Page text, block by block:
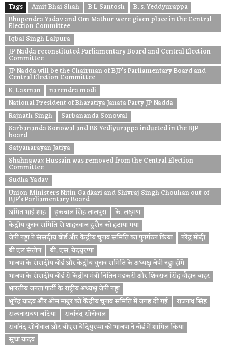
Tags Amit Bhai Shah B L Santosh
B. s. Yeddyurappa
Bhupendra Yadav and Om Mathur were given place in the Central
Election Committee
Iqbal Singh Lalpura
JP Nadda reconstituted Parliamentary Board and Central Election
Committee
JP Nadda will be the Chairman of BJP's Parliamentary Board and
Central Election Committee
K. Laxman
narendra modi
National President of Bharatiya Janata Party JP Nadda
Rajnath Singh
Sarbananda Sonowal
Sarbananda Sonowal and BS Yediyurappa inducted in the BJP
board
Satyanarayan Jatiya
Shahnawaz Hussain was removed from the Central Election
Committee
Sudha Yadav
Union Ministers Nitin Gadkari and Shivraj Singh Chouhan out of
BJP's Parliamentary Board
अमित भाई शाह
इकबाल सिंह लालपुरा
के. लक्ष्मण
केंद्रीय चुनाव समिति से शाहनवाज हुसैन को हटाया गया
जेपी नड्डा ने संसदीय बोर्ड और केंद्रीय चुनाव समिति का पुनर्गठन किया
नरेंद्र मोदी
बी एल संतोष
बी. एस. येदयुरप्पा
भाजपा के संसदीय बोर्ड और केंद्रीय चुनाव समिति के अध्यक्ष जेपी नड्डा होंगे
भाजपा के संसदीय बोर्ड से केंद्रीय मंत्री नितिन गडकरी और शिवराज सिंह चौहान बाहर
भारतीय जनता पार्टी के राष्ट्रीय अध्यक्ष जेपी नड्डा
भूपेंद्र यादव और ओम माथुर को केंद्रीय चुनाव समिति में जगह दी गई
राजनाथ सिंह
सत्यनारायण जटिया
सर्बानंद सोनोवाल
सर्वानंद सोनोवाल और बीएस येदियुरप्पा को भाजपा ने बोर्ड में शामिल किया
सुधा यादव